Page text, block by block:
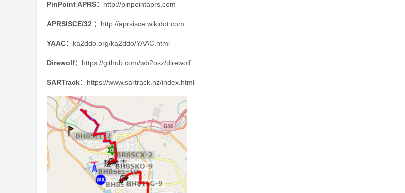
PinPoint APRS： http://pinpointaprs.com
APRSISCE/32 ： http://aprsisce.wikidot.com
YAAC： ka2ddo.org/ka2ddo/YAAC.html
Direwolf： https://github.com/wb2osz/direwolf
SARTrack： https://www.sartrack.nz/index.html